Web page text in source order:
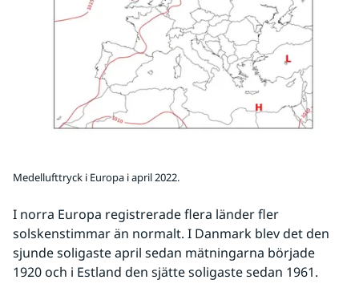
Medellufttryck i Europa i april 2022.
I norra Europa registrerade flera länder fler
solskenstimmar än normalt. I Danmark blev det den
sjunde soligaste april sedan mätningarna började
1920 och i Estland den sjätte soligaste sedan 1961.